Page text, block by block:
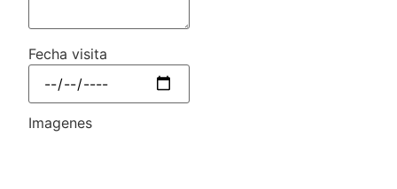
Fecha visita
Imagenes